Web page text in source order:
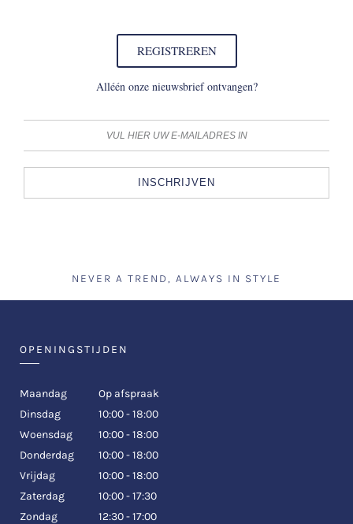
REGISTREREN
Alléén onze nieuwsbrief ontvangen?
INSCHRIJVEN
NEVER A TREND, ALWAYS IN STYLE
OPENINGSTIJDEN
Maandag
Op afspraak
Dinsdag
10:00 - 18:00
Woensdag
10:00 - 18:00
Donderdag
10:00 - 18:00
Vrijdag
10:00 - 18:00
Zaterdag
10:00 - 17:30
Zondag
12:30 - 17:00